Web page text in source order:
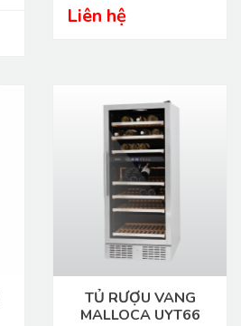
Liên hệ
TỦ RƯỢU VANG
MALLOCA UYT66